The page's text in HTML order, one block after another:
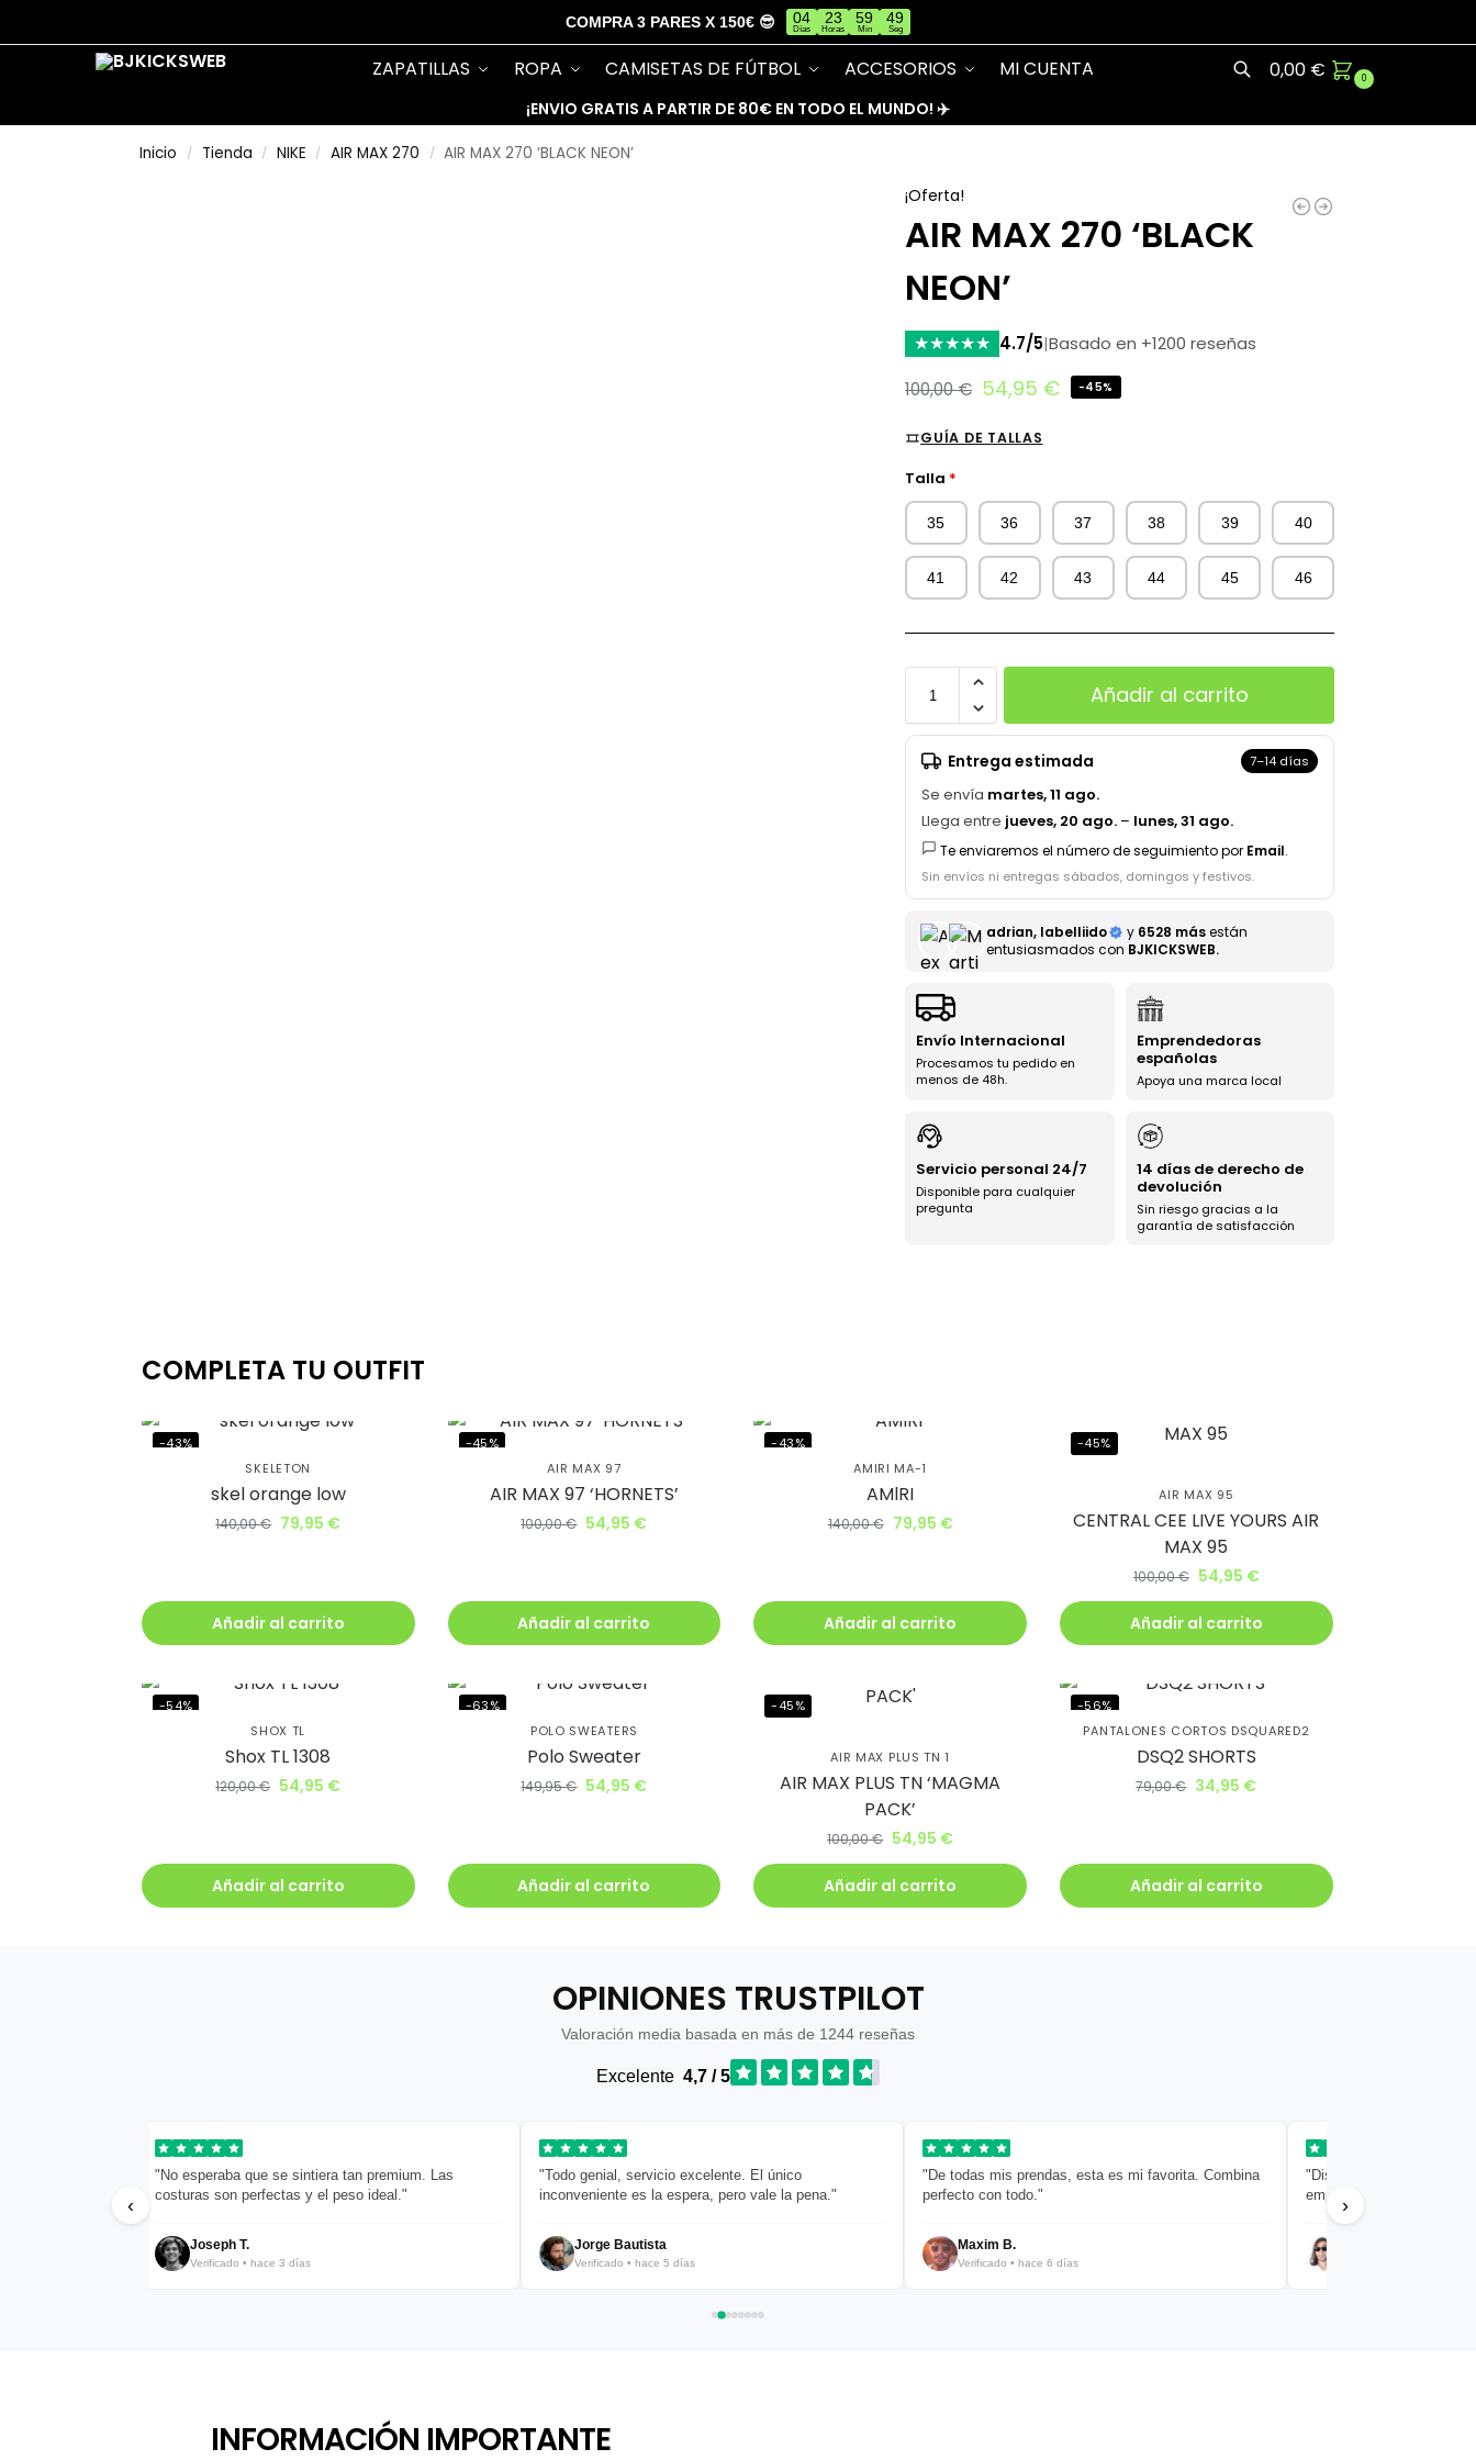
COMPRA 3 PARES X 150€ 😎 04
Días
23
Horas
59
Min
48
Seg
ZAPATILLAS ROPA CAMISETAS DE FÚTBOL ACCESORIOS MI CUENTA 0,00 € 0
¡ENVIO GRATIS A PARTIR DE 80€ EN TODO EL MUNDO! ✈️
Inicio / Tienda / NIKE / AIR MAX 270 / AIR MAX 270 ‘BLACK NEON’
¡Oferta!
AIR MAX 270 ‘BLACK
NEON’
★★★★★ 4.7/5|Basado en +1200 reseñas
100,00€ 54,95 € -45%
GUÍA DE TALLAS
Talla *
35 36 37 38 39 40
41 42 43 44 45 46
Añadir al carrito
Entrega estimada 7–14 días
Se envía martes, 11 ago.
Llega entre jueves, 20 ago. – lunes, 31 ago.
Te enviaremos el número de seguimiento por Email.
Sin envíos ni entregas sábados, domingos y festivos.
adrian, labelliido y 6528 másestán
entusiasmados con BJKICKSWEB.
Envío Internacional
Procesamos tu pedido en
menos de 48h.
Emprendedoras
españolas
Apoya una marca local
Servicio personal 24/7
Disponible para cualquier
pregunta
14 días de derecho de
devolución
Sin riesgo gracias a la
garantía de satisfacción
COMPLETA TU OUTFIT
-43%
SKELETON
skel orange low
140,00€ 79,95 €
Añadir al carrito
-45%
AIR MAX 97
AIR MAX 97 ‘HORNETS’
100,00€ 54,95 €
Añadir al carrito
-43%
AMIRI MA-1
AMlRI
140,00€ 79,95 €
Añadir al carrito
-45%
AIR MAX 95
CENTRAL CEE LIVE YOURS AIR
MAX 95
100,00€ 54,95 €
Añadir al carrito
-54%
SHOX TL
Shox TL 1308
120,00€ 54,95 €
Añadir al carrito
-63%
POLO SWEATERS
Polo Sweater
149,95€ 54,95 €
Añadir al carrito
-45%
AIR MAX PLUS TN 1
AIR MAX PLUS TN ‘MAGMA
PACK’
100,00€ 54,95 €
Añadir al carrito
-56%
PANTALONES CORTOS DSQUARED2
DSQ2 SHORTS
79,00€ 34,95 €
Añadir al carrito
OPINIONES TRUSTPILOT
Valoración media basada en más de 1244 reseñas
Excelente 4,7 / 5
‹
"No esperaba que se sintiera tan premium. Las
costuras son perfectas y el peso ideal."
Joseph T.
Verificado • hace 3 días
"Todo genial, servicio excelente. El único
inconveniente es la espera, pero vale la pena."
Jorge Bautista
Verificado • hace 5 días
"De todas mis prendas, esta es mi favorita. Combina
perfecto con todo."
Maxim B.
Verificado • hace 6 días
"Diseño limpio y sencillo.
empaquetado muy
›
INFORMACIÓN IMPORTANTE